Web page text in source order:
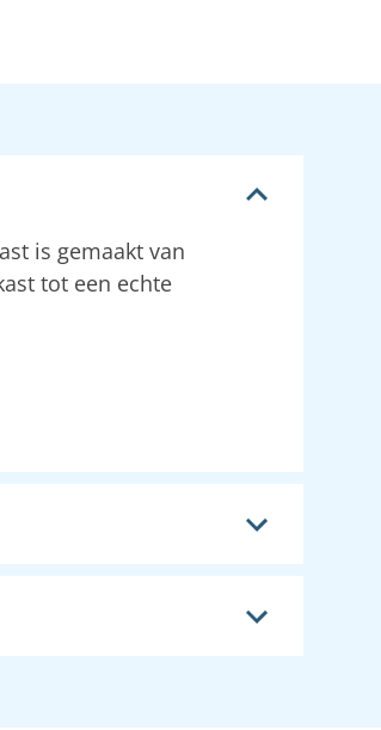
is gemaakt van
tot een echte